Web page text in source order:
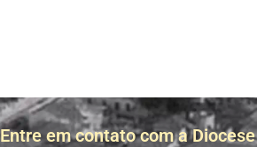
Entre em contato com a Diocese